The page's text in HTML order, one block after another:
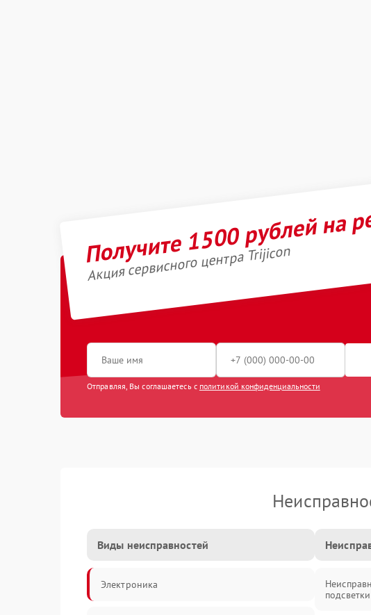
Получите 1500 рублей на
Акция сервисного центра Trijicon
Отправляя, Вы соглашаетесь с политикой конфиденциальности
Виды неисправностей
Электроника
подсветки